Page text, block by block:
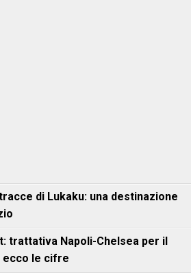
di Lukaku: una destinazione
trattativa Napoli-Chelsea per il
ecco le cifre